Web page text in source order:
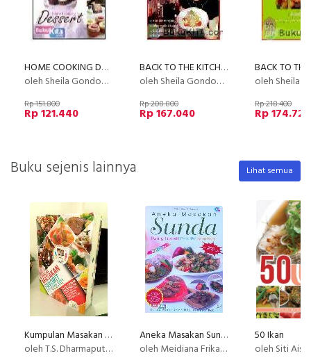
HOME COOKING DESSERT
oleh Sheila Gondowijoyo
Rp 151.800
Rp 121.440
BACK TO THE KITCHEN - ANYONE CAN COOK - ASIAN
oleh Sheila Gondowijoyo
Rp 208.800
Rp 167.040
oleh Sheila
Rp 218.400
Rp 174.720
Buku sejenis lainnya Lihat semua
Kumpulan Masakan Favorit Sepanjang Masa
oleh T.S. Dharmaputra
Aneka Masakan Sunda Paling Favorit, Populer, Istimewa
oleh Meidiana Frikasari
50 Ikan
oleh Siti Aisyah